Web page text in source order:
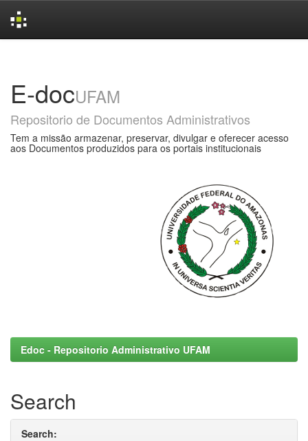
E-docUFAM
Repositorio de Documentos Administrativos
Tem a missão armazenar, preservar, divulgar e oferecer acesso
aos Documentos produzidos para os portais institucionais
Edoc - Repositorio Administrativo UFAM
Search
Search: